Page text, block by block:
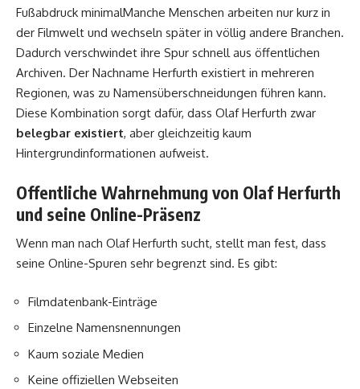
Fußabdruck minimalManche Menschen arbeiten nur kurz in
der Filmwelt und wechseln später in völlig andere Branchen.
Dadurch verschwindet ihre Spur schnell aus öffentlichen
Archiven. Der Nachname Herfurth existiert in mehreren
Regionen, was zu Namensüberschneidungen führen kann.
Diese Kombination sorgt dafür, dass Olaf Herfurth zwar
belegbar existiert, aber gleichzeitig kaum
Hintergrundinformationen aufweist.
Offentliche Wahrnehmung von Olaf Herfurth
und seine Online-Präsenz
Wenn man nach Olaf Herfurth sucht, stellt man fest, dass
seine Online-Spuren sehr begrenzt sind. Es gibt:
Filmdatenbank-Einträge
Einzelne Namensnennungen
Kaum soziale Medien
Keine offiziellen Webseiten